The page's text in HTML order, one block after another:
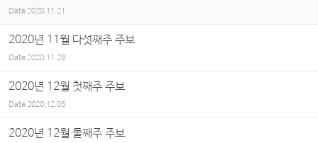
Date 2020.11.21
2020년 11월 다섯째주 주보
Date2020.11.28
2020년 12월 첫째주 주보
Date2020.12.05
2020년 12월 둘째주 주보